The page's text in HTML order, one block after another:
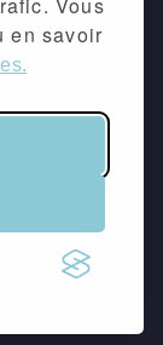
en savoir
de